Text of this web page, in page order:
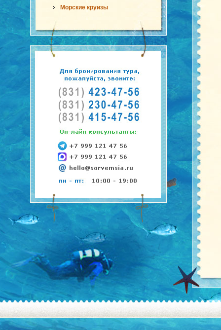
Морские круизы